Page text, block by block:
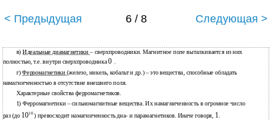
< Предыдущая 6 / 8 Следующая >
в)Идеальные диамагнетики– сверхпроводники. Магнитное поле выталкивается из них
полностью, т.е. внутри сверхпроводника0 .
г)Ферромагнетики(железо, никель, кобальт и др.) – это вещества, способные обладать
намагниченностью в отсутствие внешнего поля.
Характерные свойства ферромагнетиков.
1) Ферромагнетики – сильномагнитные вещества. Их намагниченность в огромное число
раз (до 1010) превосходит намагниченность диа- и парамагнетиков. Иначе говоря, 1.